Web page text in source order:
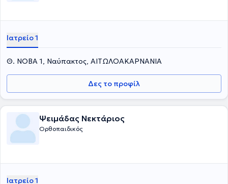
Ιατρείο 1
Θ. ΝΟΒΑ 1, Ναύπακτος, ΑΙΤΩΛΟΑΚΑΡΝΑΝΙΑ
Δες το προφίλ
Ψειμάδας Νεκτάριος
Ορθοπαιδικός
Ιατρείο 1